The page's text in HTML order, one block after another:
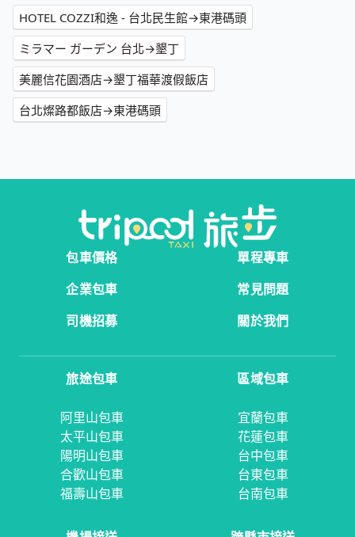
HOTEL COZZI和逸 - 台北民生館→東港碼頭
ミラマー ガーデン 台北→墾丁
美麗信花園酒店→墾丁福華渡假飯店
台北燦路都飯店→東港碼頭
包車價格
單程專車
企業包車
常見問題
司機招募
關於我們
旅途包車
阿里山包車
太平山包車
陽明山包車
合歡山包車
福壽山包車
區域包車
宜蘭包車
花蓮包車
台中包車
台東包車
台南包車